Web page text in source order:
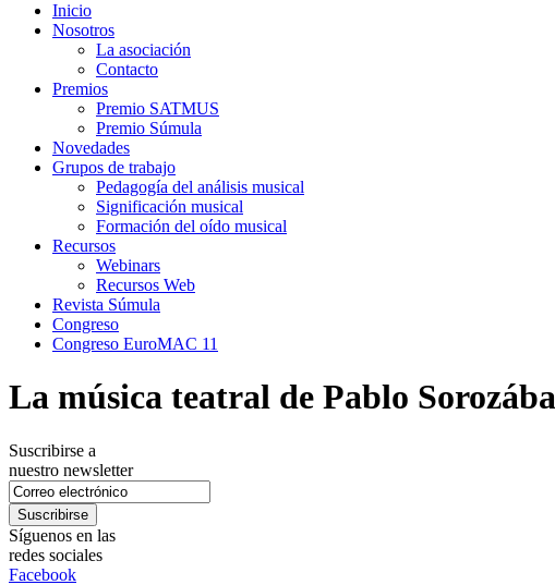
Inicio
Nosotros
La asociación
Contacto
Premios
Premio SATMUS
Premio Súmula
Novedades
Grupos de trabajo
Pedagogía del análisis musical
Significación musical
Formación del oído musical
Recursos
Webinars
Recursos Web
Revista Súmula
Congreso
Congreso EuroMAC 11
La música teatral de Pablo
Suscribirse a
nuestro newsletter
Síguenos en las
redes sociales
Facebook